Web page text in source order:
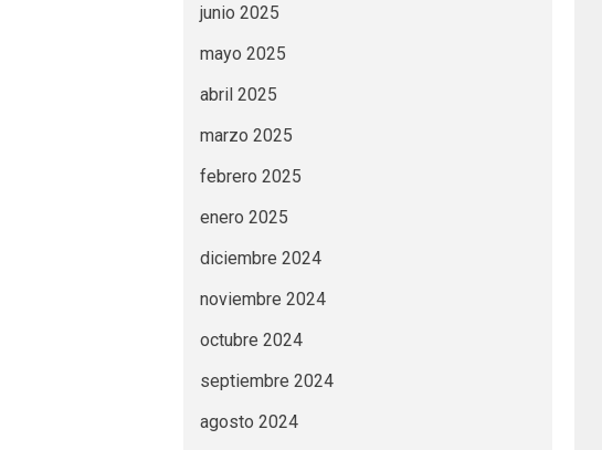
junio 2025
mayo 2025
abril 2025
marzo 2025
febrero 2025
enero 2025
diciembre 2024
noviembre 2024
octubre 2024
septiembre 2024
agosto 2024